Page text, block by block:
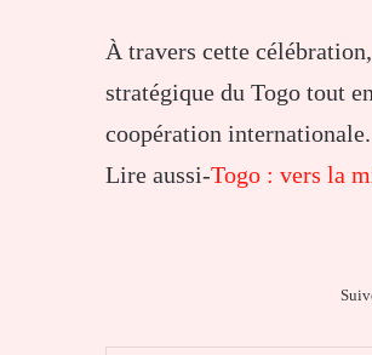
À travers cette
stratégique du Togo tout
coopération internationale.
Lire aussi-Togo : vers la